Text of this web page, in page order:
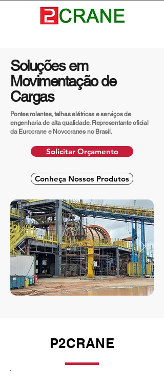
Soluções em
Movimentação de
Cargas
Pontes rolantes, talhas elétricas e serviços de
engenharia de alta qualidade. Representante oficial
da Eurocrane e Novocranes no Brasil.
Solicitar Orçamento
Conheça Nossos Produtos
P2CRANE